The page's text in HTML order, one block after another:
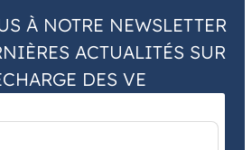
À NOTRE NEWSLETTER
ACTUALITÉS SUR
DES VE